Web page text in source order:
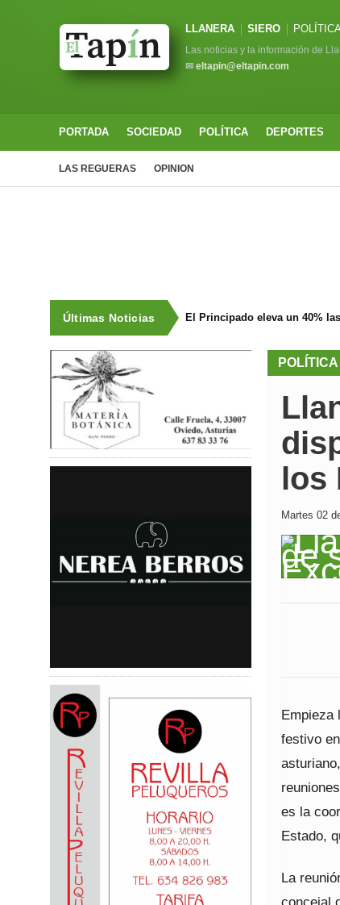
LLANERA SIERO
Las noticias y la información de
✉ eltapin@eltapin.com
PORTADA SOCIEDAD POLÍTICA DEPORTES
LAS REGUERAS OPINION
Últimas Noticias El Principado eleva un 40%
POLÍTICA
los
Martes 02
Empieza
festivo
es la
Estado,
La
concejal